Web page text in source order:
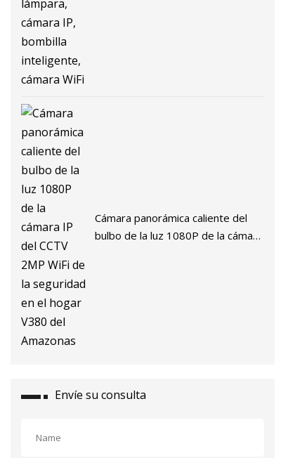
Cámara panorámica caliente del
bulbo de la luz 1080P de la cámara
Envíe su consulta